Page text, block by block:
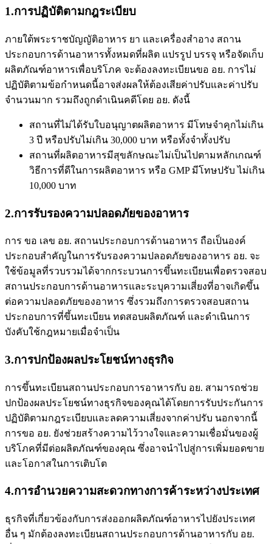
1.การปฏิบัติตามกฎระเบียบ
ภายใต้พระราชบัญญัติอาหาร ยา และเครื่องสำอาง สถาน
ประกอบการด้านอาหารทั้งหมดที่ผลิต แปรรูป บรรจุ หรือจัดเก็บ
ผลิตภัณฑ์อาหารเพื่อบริโภค จะต้องลงทะเบียนขอ อย. การไม่
ปฏิบัติตามข้อกำหนดนี้อาจส่งผลให้ต้องเสียค่าปรับและค่าปรับ
จำนวนมาก รวมถึงถูกดำเนินคดีโดย อย. ดังนี้
สถานที่ไม่ได้รับใบอนุญาตผลิตอาหาร มีโทษจำคุกไม่เกิน
3 ปี หรือปรับไม่เกิน 30,000 บาท หรือทั้งจำทั้งปรับ
สถานที่ผลิตอาหารมีสุขลักษณะไม่เป็นไปตามหลักเกณฑ์
วิธีการที่ดีในการผลิตอาหาร หรือ GMP มีโทษปรับ ไม่เกิน
10,000 บาท
2.การรับรองความปลอดภัยของอาหาร
การ ขอ เลข อย. สถานประกอบการด้านอาหาร ถือเป็นองค์
ประกอบสำคัญในการรับรองความปลอดภัยของอาหาร อย. จะ
ใช้ข้อมูลที่รวบรวมได้จากกระบวนการขึ้นทะเบียนเพื่อตรวจสอบ
สถานประกอบการด้านอาหารและระบุความเสี่ยงที่อาจเกิดขึ้น
ต่อความปลอดภัยของอาหาร ซึ่งรวมถึงการตรวจสอบสถาน
ประกอบการที่ขึ้นทะเบียน ทดสอบผลิตภัณฑ์ และดำเนินการ
บังคับใช้กฎหมายเมื่อจำเป็น
3.การปกป้องผลประโยชน์ทางธุรกิจ
การขึ้นทะเบียนสถานประกอบการอาหารกับ อย. สามารถช่วย
ปกป้องผลประโยชน์ทางธุรกิจของคุณได้โดยการรับประกันการ
ปฏิบัติตามกฎระเบียบและลดความเสี่ยงจากค่าปรับ นอกจากนี้
การขอ อย. ยังช่วยสร้างความไว้วางใจและความเชื่อมั่นของผู้
บริโภคที่มีต่อผลิตภัณฑ์ของคุณ ซึ่งอาจนำไปสู่การเพิ่มยอดขาย
และโอกาสในการเติบโต
4.การอำนวยความสะดวกทางการค้าระหว่างประเทศ
ธุรกิจที่เกี่ยวข้องกับการส่งออกผลิตภัณฑ์อาหารไปยังประเทศ
อื่น ๆ มักต้องลงทะเบียนสถานประกอบการด้านอาหารกับ อย.